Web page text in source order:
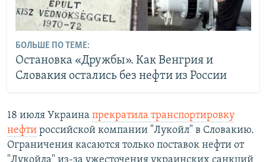
БОЛЬШЕ ПО ТЕМЕ:
Остановка «Дружбы». Как Венгрия и
Словакия остались без нефти из России
18 июля Украина прекратила транспортировку
нефти российской компании "Лукойл" в Словакию.
Ограничения касаются только поставок нефти от
"Лукойла" из-за ужесточения украинских санкций